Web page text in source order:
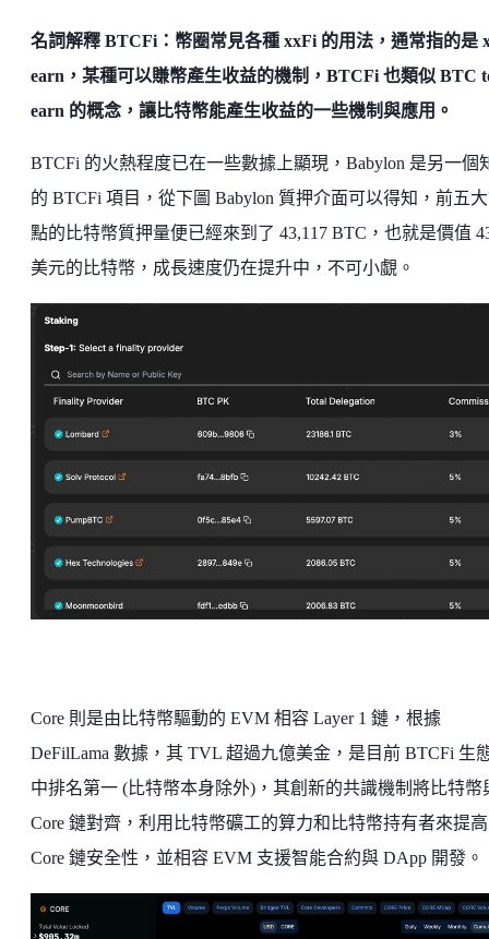
名詞解釋 BTCFi：幣圈常見各種 xxFi 的用法，通常指的是
earn，某種可以賺幣產生收益的機制，BTCFi 也類似 BTC
earn 的概念，讓比特幣能產生收益的一些機制與應用。
BTCFi 的火熱程度已在一些數據上顯現，Babylon 是另一個
的 BTCFi 項目，從下圖 Babylon 質押介面可以得知，前五
點的比特幣質押量便已經來到了 43,117 BTC，也就是價值
美元的比特幣，成長速度仍在提升中，不可小覷。
Core 則是由比特幣驅動的 EVM 相容 Layer 1 鏈，根據
DeFilLama 數據，其 TVL 超過九億美金，是目前 BTCFi 生
中排名第一 (比特幣本身除外)，其創新的共識機制將比特幣
Core 鏈對齊，利用比特幣礦工的算力和比特幣持有者來提高
Core 鏈安全性，並相容 EVM 支援智能合約與 DApp 開發。